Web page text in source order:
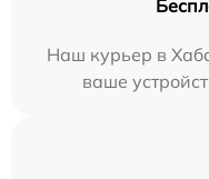
Наш курьер в
ваше